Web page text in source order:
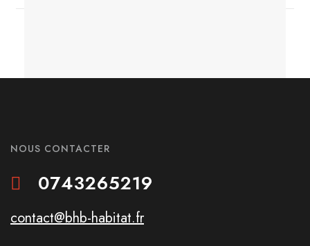
NOUS CONTACTER
0743265219
contact@bhb-habitat.fr